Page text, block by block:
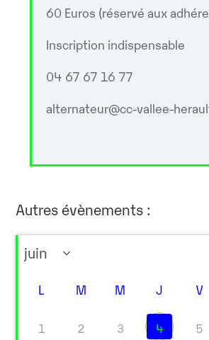
60 Euros (réservé aux
Inscription indispensable
04 67 67 16 77
alternateur@cc-vallee-
Autres évènements :
L M M J V
1 2 3 4 5